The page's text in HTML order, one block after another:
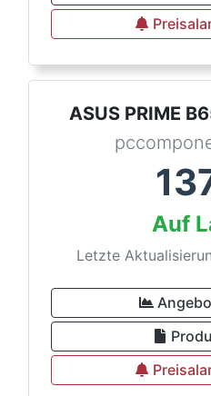
ASUS PRIME
Auf
Letzte